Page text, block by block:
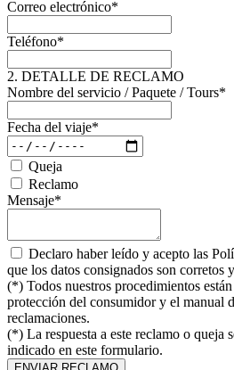
Correo electrónico*
Teléfono*
2. DETALLE DE RECLAMO
Nombre del servicio / Paquete / Tours*
Fecha del viaje*
Queja
Reclamo
Mensaje*
Declaro haber leído y acepto las
que los datos consignados son corretos
(*) Todos nuestros procedimientos
protección del consumidor y el manual
reclamaciones.
(*) La respuesta a este reclamo o queja
indicado en este formulario.